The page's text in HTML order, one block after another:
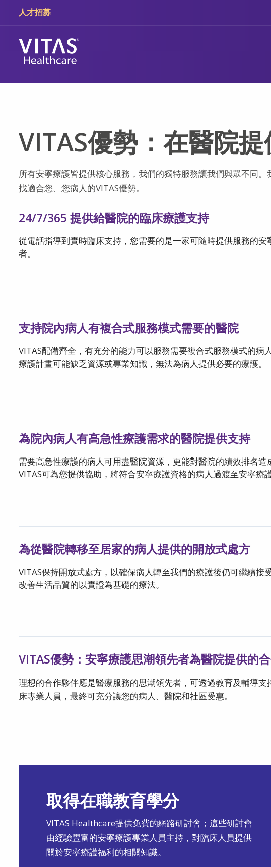
跳轉至主要內容
跳轉至導覽
人才招募
VITAS優勢：在醫院
所有安寧療護皆提供核心服務，我們的獨特服務讓我們與眾不同
找適合您、您病人的VITAS優勢。
24/7/365 提供給醫院的臨床療護支持
從電話指導到實時臨床支持，您需要的是一家可隨時提供服務的安
者。
支持院內病人有複合式服務模式需要的醫院
VITAS配備齊全，有充分的能力可以服務需要複合式服務模式的病
療護計畫可能缺乏資源或專業知識，無法為病人提供必要的療護。
為院內病人有高急性療護需求的醫院提供支持
需要高急性療護的病人可用盡醫院資源，更能對醫院的績效排名造
VITAS可為您提供協助，將符合安寧療護資格的病人過渡至安寧療護
為從醫院轉移至居家的病人提供的開放式處方
VITAS保持開放式處方，以確保病人轉至我們的療護後仍可繼續接
改善生活品質的以實證為基礎的療法。
VITAS優勢：安寧療護思潮領先者為醫院提供的
理想的合作夥伴應是醫療服務的思潮領先者，可透過教育及輔導支
床專業人員，最終可充分讓您的病人、醫院和社區受惠。
取得在職教育學分
VITAS Healthcare提供免費的網路研討會；這些研討會
由經驗豐富的安寧療護專業人員主持，對臨床人員提供
關於安寧療護福利的相關知識。